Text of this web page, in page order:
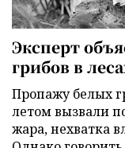
Эксперт
грибов в
Пропажу белых
летом вызвали
жара, нехватка